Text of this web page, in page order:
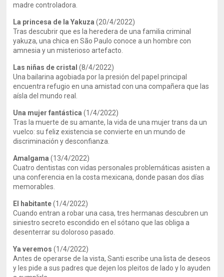
madre controladora.
La princesa de la Yakuza (20/4/2022)
Tras descubrir que es la heredera de una familia criminal
yakuza, una chica en São Paulo conoce a un hombre con
amnesia y un misterioso artefacto.
Las niñas de cristal (8/4/2022)
Una bailarina agobiada por la presión del papel principal
encuentra refugio en una amistad con una compañera que las
aísla del mundo real.
Una mujer fantástica (1/4/2022)
Tras la muerte de su amante, la vida de una mujer trans da un
vuelco: su feliz existencia se convierte en un mundo de
discriminación y desconfianza.
Amalgama (13/4/2022)
Cuatro dentistas con vidas personales problemáticas asisten a
una conferencia en la costa mexicana, donde pasan dos días
memorables.
El habitante(1/4/2022)
Cuando entran a robar una casa, tres hermanas descubren un
siniestro secreto escondido en el sótano que las obliga a
desenterrar su doloroso pasado.
Ya veremos (1/4/2022)
Antes de operarse de la vista, Santi escribe una lista de deseos
y les pide a sus padres que dejen los pleitos de lado y lo ayuden